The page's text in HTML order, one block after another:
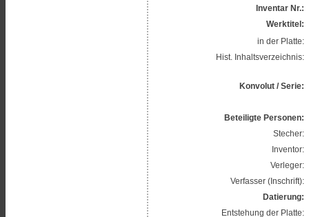
Inventar Nr.:
Werktitel:
in der Platte:
Hist. Inhaltsverzeichnis:
Konvolut / Serie:
Beteiligte Personen:
Stecher:
Inventor:
Verleger:
Verfasser (Inschrift):
Datierung:
Entstehung der Platte: